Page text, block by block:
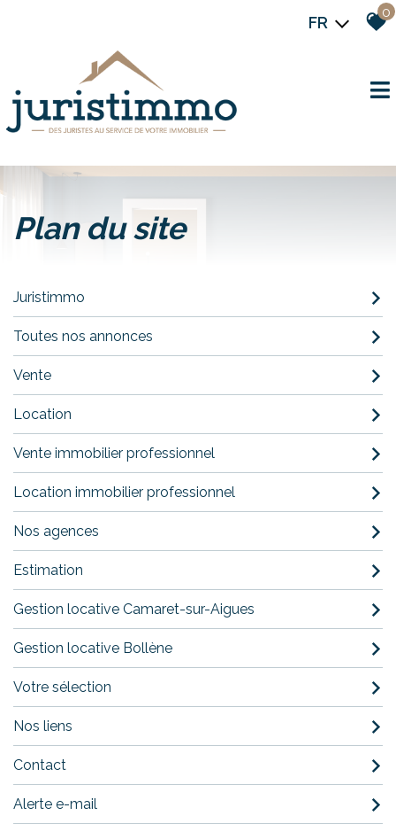
FR
0
plan du site
Juristimmo
Toutes nos annonces
Vente
Location
Vente immobilier professionnel
Location immobilier professionnel
Nos agences
Estimation
Gestion locative Camaret-sur-Aigues
Gestion locative Bollène
Votre sélection
Nos liens
Contact
Alerte e-mail